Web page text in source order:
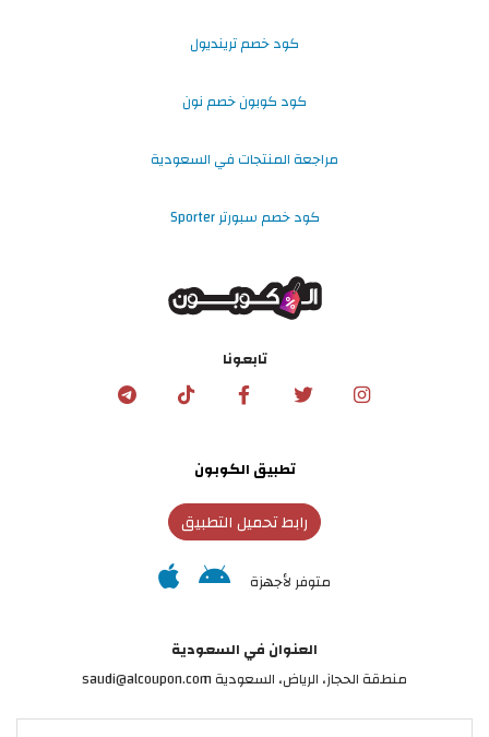
كود خصم ترينديول
كود كوبون خصم نون
مراجعة المنتجات في السعودية
كود خصم سبورتر Sporter
تابعونا
تطبيق الكوبون
رابط تحميل التطبيق
متوفر لأجهزة
العنوان في السعودية
منطقة الحجاز، الرياض، السعودية saudi@alcoupon.com